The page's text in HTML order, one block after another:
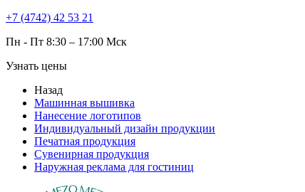
+7 (4742) 42 53 21
Пн - Пт 8:30 – 17:00 Мск
Узнать цены
Назад
Машинная вышивка
Нанесение логотипов
Индивидуальный дизайн продукции
Печатная продукция
Сувенирная продукция
Наружная реклама для гостиниц